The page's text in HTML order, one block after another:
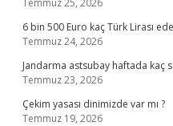
Temmuz 25, 2026
6 bin 500 Euro kaç Türk Lirası
Temmuz 24, 2026
Jandarma astsubay haftada kaç
Temmuz 23, 2026
Çekim yasası dinimizde var mı ?
Temmuz 19, 2026